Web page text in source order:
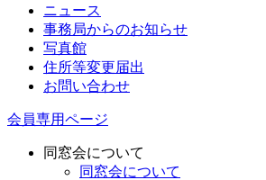
ニュース
事務局からのお知らせ
写真館
住所等変更届出
お問い合わせ
会員専用ページ
同窓会について
同窓会について